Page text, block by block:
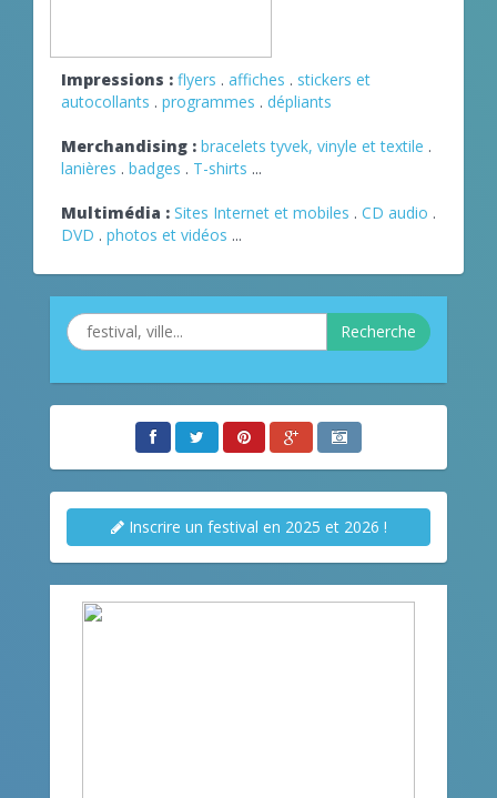
Impressions : flyers . affiches . stickers et
autocollants . programmes . dépliants
Merchandising : bracelets tyvek, vinyle et textile .
lanières . badges . T-shirts ...
Multimédia : Sites Internet et mobiles . CD audio .
DVD . photos et vidéos ...
Recherche
Inscrire un festival en 2025 et 2026 !